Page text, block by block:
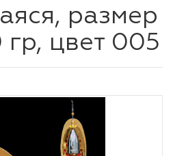
размер
гр, цвет 005